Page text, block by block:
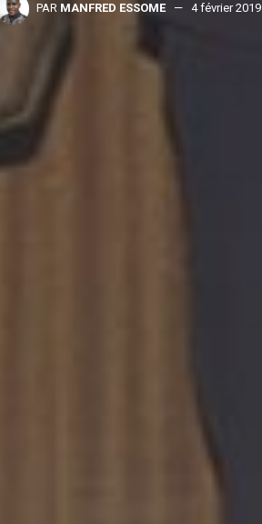
PAR MANFRED ESSOME 4 février 2019